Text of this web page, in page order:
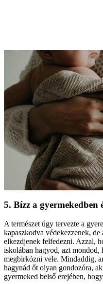
5. Bízz a gyermekedben
A természet úgy tervezte a
kapaszkodva védekezzenek,
elkezdjenek felfedezni. Azzal,
iskolában hagyod, azt mondod,
megbirkózni vele. Mindaddig,
hagynád őt olyan gondozóra,
gyermeked belső erejében,